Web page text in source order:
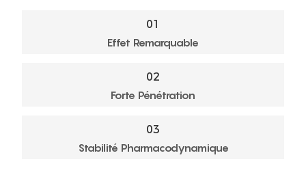
01
Effet Remarquable
02
Forte Pénétration
03
Stabilité Pharmacodynamique